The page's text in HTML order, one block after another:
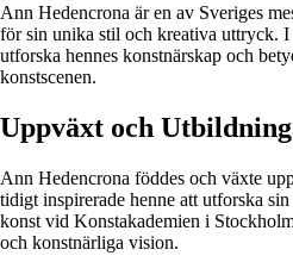
Ann Hedencrona är en av Sveriges
för sin unika stil och kreativa uttryck.
utforska hennes konstnärskap och
konstscenen.
Uppväxt och Utbildning
Ann Hedencrona föddes och växte
tidigt inspirerade henne att utforska
konst vid Konstakademien i
och konstnärliga vision.